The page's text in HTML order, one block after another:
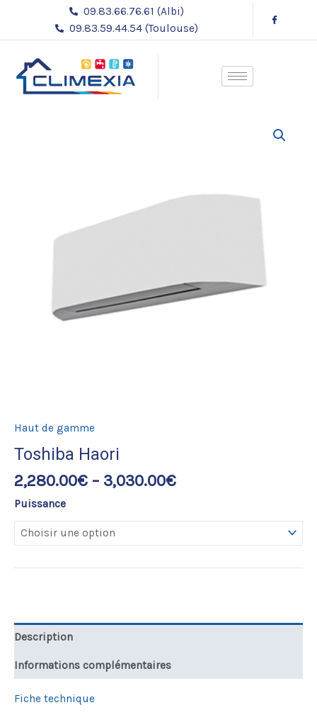
contenu
09.83.66.76.61 (Albi)
09.83.59.44.54 (Toulouse)
Haut de gamme
Toshiba Haori
2,280.00€ – 3,030.00€
Puissance
Description
Informations complémentaires
Fiche technique